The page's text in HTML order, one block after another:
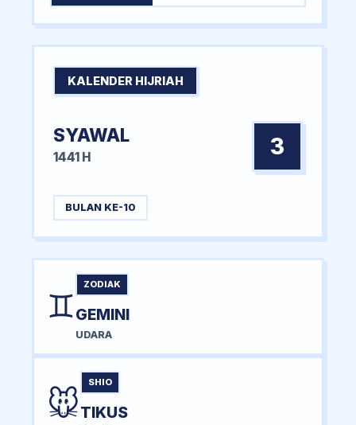
KALENDER HIJRIAH
SYAWAL
1441 H 3
BULAN KE-10
♊
ZODIAK
GEMINI
UDARA
🐭
SHIO
TIKUS